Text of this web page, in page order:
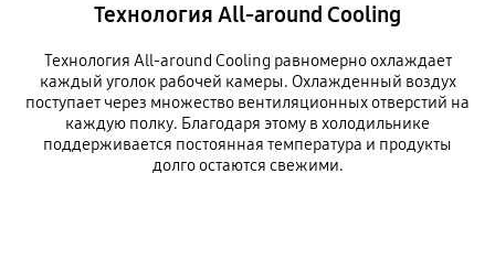
Технология All-around Cooling
Технология All-around Cooling равномерно охлаждает
каждый уголок рабочей камеры. Охлажденный воздух
поступает через множество вентиляционных отверстий на
каждую полку. Благодаря этому в холодильнике
поддерживается постоянная температура и продукты
долго остаются свежими.